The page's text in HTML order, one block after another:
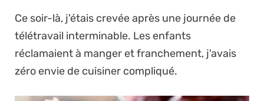
Ce soir-là, j'étais crevée après une journée de
télétravail interminable. Les enfants
réclamaient à manger et franchement, j'avais
zéro envie de cuisiner compliqué.